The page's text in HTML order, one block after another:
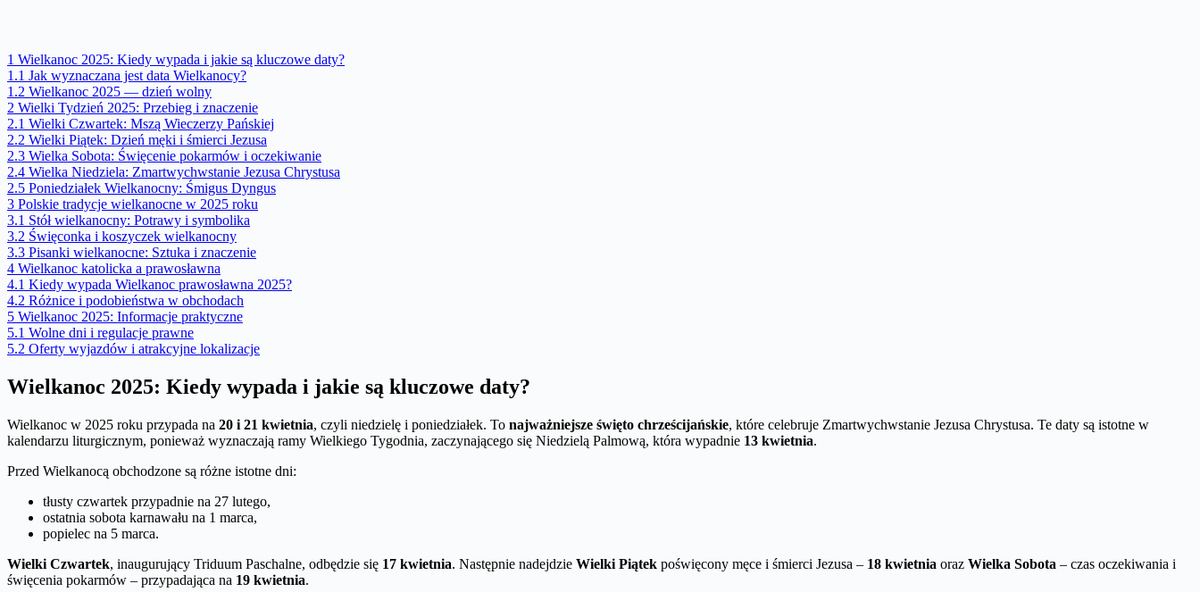
1 Wielkanoc 2025: Kiedy wypada i jakie są kluczowe daty?
1.1 Jak wyznaczana jest data Wielkanocy?
1.2 Wielkanoc 2025 — dzień wolny
2 Wielki Tydzień 2025: Przebieg i znaczenie
2.1 Wielki Czwartek: Mszą Wieczerzy Pańskiej
2.2 Wielki Piątek: Dzień męki i śmierci Jezusa
2.3 Wielka Sobota: Święcenie pokarmów i oczekiwanie
2.4 Wielka Niedziela: Zmartwychwstanie Jezusa Chrystusa
2.5 Poniedziałek Wielkanocny: Śmigus Dyngus
3 Polskie tradycje wielkanocne w 2025 roku
3.1 Stół wielkanocny: Potrawy i symbolika
3.2 Święconka i koszyczek wielkanocny
3.3 Pisanki wielkanocne: Sztuka i znaczenie
4 Wielkanoc katolicka a prawosławna
4.1 Kiedy wypada Wielkanoc prawosławna 2025?
4.2 Różnice i podobieństwa w obchodach
5 Wielkanoc 2025: Informacje praktyczne
5.1 Wolne dni i regulacje prawne
5.2 Oferty wyjazdów i atrakcyjne lokalizacje
Wielkanoc 2025: Kiedy wypada i jakie są kluczowe daty?
Wielkanoc w 2025 roku przypada na 20 i 21 kwietnia, czyli niedzielę i poniedziałek. To najważniejsze święto chrześcijańskie, które celebruje Zmartwychwstanie Jezusa Chrystusa. Te daty są istotne w
kalendarzu liturgicznym, ponieważ wyznaczają ramy Wielkiego Tygodnia, zaczynającego się Niedzielą Palmową, która wypadnie 13 kwietnia.
Przed Wielkanocą obchodzone są różne istotne dni:
tłusty czwartek przypadnie na 27 lutego,
ostatnia sobota karnawału na 1 marca,
popielec na 5 marca.
Wielki Czwartek, inaugurujący Triduum Paschalne, odbędzie się 17 kwietnia. Następnie nadejdzie Wielki Piątek poświęcony męce i śmierci Jezusa – 18 kwietnia oraz Wielka Sobota – czas oczekiwania i
święcenia pokarmów – przypadająca na 19 kwietnia.